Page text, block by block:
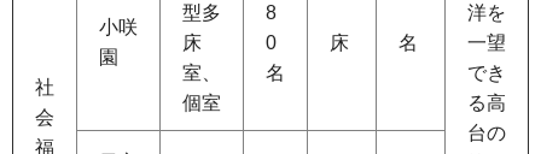
社
会
福
小咲
園
型多
床
室、
個室
8
0
名
床 名
洋を
一望
でき
る高
台の